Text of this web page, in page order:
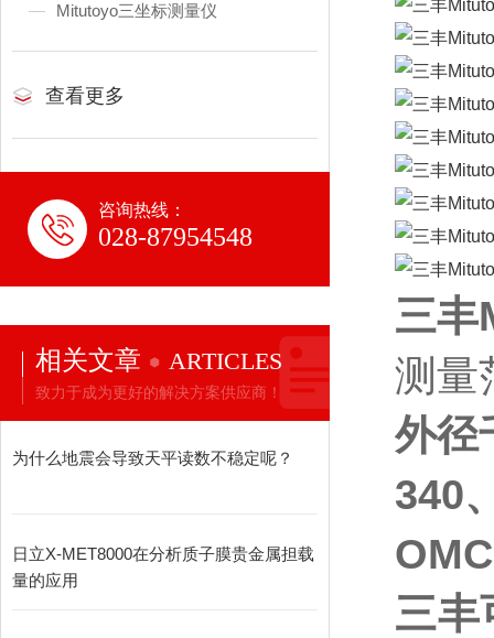
Mitutoyo三坐标测量仪
查看更多
咨询热线：
028-87954548
相关文章 ARTICLES
致力于成为更好的解决方案供应商！
为什么地震会导致天平读数不稳定呢？
日立X-MET8000在分析质子膜贵金属担载
量的应用
三丰
测量
外径
340
三丰